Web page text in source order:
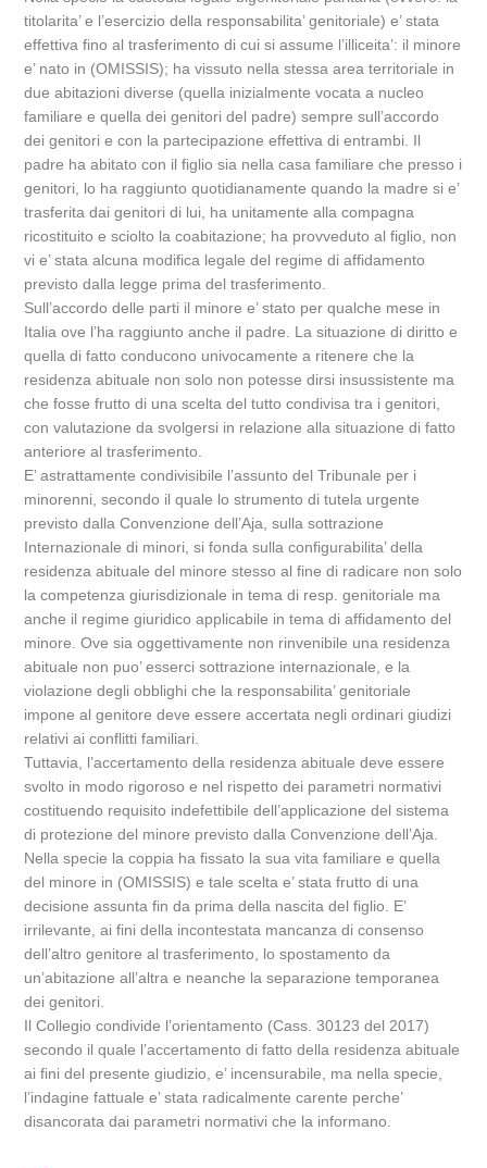
titolarita’ e l’esercizio della responsabilita’ genitoriale) e’ stata
effettiva fino al trasferimento di cui si assume l’illiceita’: il minore
e’ nato in (OMISSIS); ha vissuto nella stessa area territoriale in
due abitazioni diverse (quella inizialmente vocata a nucleo
familiare e quella dei genitori del padre) sempre sull’accordo
dei genitori e con la partecipazione effettiva di entrambi. Il
padre ha abitato con il figlio sia nella casa familiare che presso i
genitori, lo ha raggiunto quotidianamente quando la madre si e’
trasferita dai genitori di lui, ha unitamente alla compagna
ricostituito e sciolto la coabitazione; ha provveduto al figlio, non
vi e’ stata alcuna modifica legale del regime di affidamento
previsto dalla legge prima del trasferimento.
Sull’accordo delle parti il minore e’ stato per qualche mese in
Italia ove l’ha raggiunto anche il padre. La situazione di diritto e
quella di fatto conducono univocamente a ritenere che la
residenza abituale non solo non potesse dirsi insussistente ma
che fosse frutto di una scelta del tutto condivisa tra i genitori,
con valutazione da svolgersi in relazione alla situazione di fatto
anteriore al trasferimento.
E’ astrattamente condivisibile l’assunto del Tribunale per i
minorenni, secondo il quale lo strumento di tutela urgente
previsto dalla Convenzione dell’Aja, sulla sottrazione
Internazionale di minori, si fonda sulla configurabilita’ della
residenza abituale del minore stesso al fine di radicare non solo
la competenza giurisdizionale in tema di resp. genitoriale ma
anche il regime giuridico applicabile in tema di affidamento del
minore. Ove sia oggettivamente non rinvenibile una residenza
abituale non puo’ esserci sottrazione internazionale, e la
violazione degli obblighi che la responsabilita’ genitoriale
impone al genitore deve essere accertata negli ordinari giudizi
relativi ai conflitti familiari.
Tuttavia, l’accertamento della residenza abituale deve essere
svolto in modo rigoroso e nel rispetto dei parametri normativi
costituendo requisito indefettibile dell’applicazione del sistema
di protezione del minore previsto dalla Convenzione dell’Aja.
Nella specie la coppia ha fissato la sua vita familiare e quella
del minore in (OMISSIS) e tale scelta e’ stata frutto di una
decisione assunta fin da prima della nascita del figlio. E’
irrilevante, ai fini della incontestata mancanza di consenso
dell’altro genitore al trasferimento, lo spostamento da
un’abitazione all’altra e neanche la separazione temporanea
dei genitori.
Il Collegio condivide l’orientamento (Cass. 30123 del 2017)
secondo il quale l’accertamento di fatto della residenza abituale
ai fini del presente giudizio, e’ incensurabile, ma nella specie,
l’indagine fattuale e’ stata radicalmente carente perche’
disancorata dai parametri normativi che la informano.